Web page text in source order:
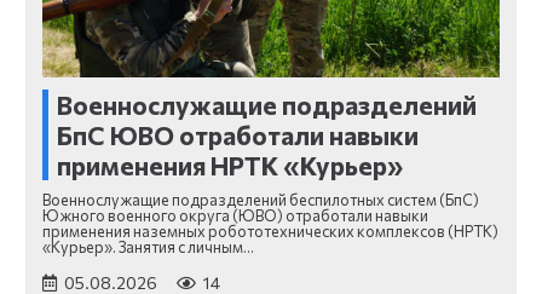
Военнослужащие подразделений
БпС ЮВО отработали навыки
применения НРТК «Курьер»
Военнослужащие подразделений беспилотных систем (БпС)
Южного военного округа (ЮВО) отработали навыки
применения наземных робототехнических комплексов (НРТК)
«Курьер». Занятия с личным…
05.08.2026 14